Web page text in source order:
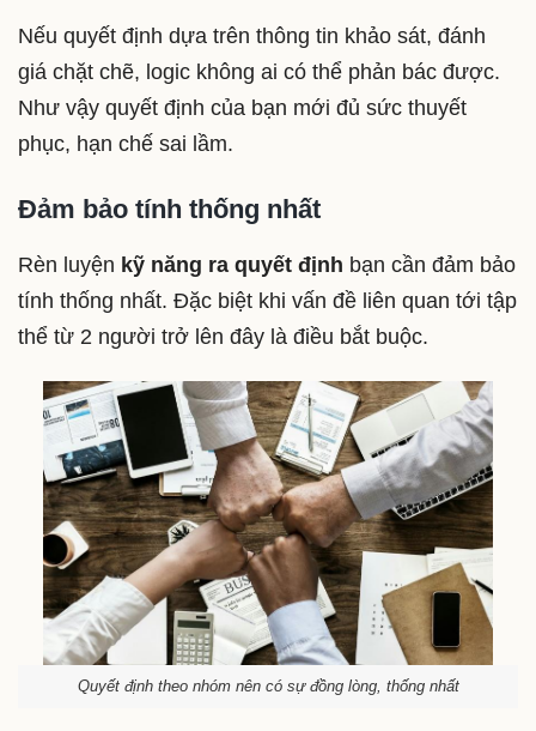
Nếu quyết định dựa trên thông tin khảo sát, đánh
giá chặt chẽ, logic không ai có thể phản bác được.
Như vậy quyết định của bạn mới đủ sức thuyết
phục, hạn chế sai lầm.
Đảm bảo tính thống nhất
Rèn luyện kỹ năng ra quyết định bạn cần đảm bảo
tính thống nhất. Đặc biệt khi vấn đề liên quan tới tập
thể từ 2 người trở lên đây là điều bắt buộc.
Quyết định theo nhóm nên có sự đồng lòng, thống nhất